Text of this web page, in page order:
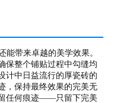
能带来卓越的美学效果。
保整个铺贴过程中勾缝均
计中日益流行的厚瓷砖的
，保持最终效果的完美无
任何痕迹——只留下完美